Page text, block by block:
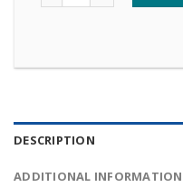
DESCRIPTION
ADDITIONAL INFORMATION